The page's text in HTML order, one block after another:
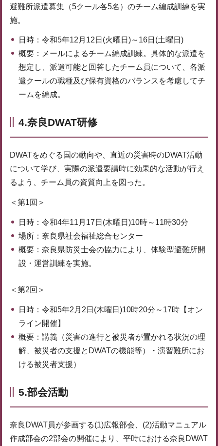
避難所派遣募集（5クール各5名）のチーム編成訓練を実
施。
日時：令和5年12月12日(火曜日)～16日(土曜日)
概要：メールによるチーム編成訓練。具体的な派遣を
想定し、派遣可能と回答したチーム員について、各派
遣クールの職種及び保有資格のバランスを考慮してチ
ームを編成。
4.奈良DWAT研修
DWATをめぐる国の動向や、直近の災害時のDWAT活動
について学び、実際の派遣要請時に効果的な活動が行え
るよう、チーム員の資質向上を図った。
＜第1回＞
日時：令和4年11月17日(木曜日)10時～11時30分
場所：奈良県社会福祉総合センター
概要：奈良県防災士会の協力により、体験型避難所開
設・運営訓練を実施。
＜第2回＞
日時：令和5年2月2日(木曜日)10時20分～17時【オン
ライン開催】
概要：講義（災害の進行と被災者が置かれる状況の理
解、被災者の支援とDWATの機能等）・演習難所にお
ける被災者支援）
5.部会活動
奈良DWAT員が参画する(1)広報部会、(2)活動マニュアル
作成部会の2部会の開催により、平時における奈良DWAT